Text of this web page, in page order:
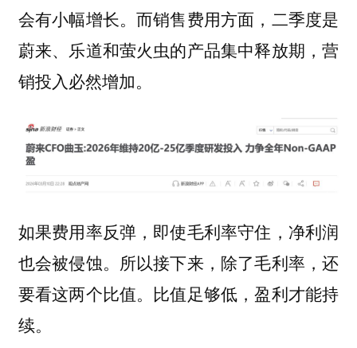
会有小幅增长。而销售费用方面，二季度是
蔚来、乐道和萤火虫的产品集中释放期，营
销投入必然增加。
如果费用率反弹，即使毛利率守住，净利润
也会被侵蚀。所以接下来，除了毛利率，还
要看这两个比值。比值足够低，盈利才能持
续。